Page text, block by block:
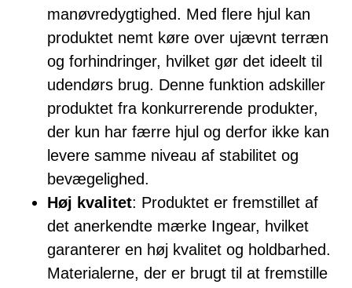
manøvredygtighed. Med flere hjul kan
produktet nemt køre over ujævnt terræn
og forhindringer, hvilket gør det ideelt til
udendørs brug. Denne funktion adskiller
produktet fra konkurrerende produkter,
der kun har færre hjul og derfor ikke kan
levere samme niveau af stabilitet og
bevægelighed.
Høj kvalitet: Produktet er fremstillet af
det anerkendte mærke Ingear, hvilket
garanterer en høj kvalitet og holdbarhed.
Materialerne, der er brugt til at fremstille